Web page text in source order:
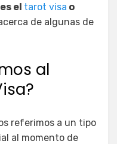
el tarot visa o
de algunas de
al
referimos a un tipo
al momento de